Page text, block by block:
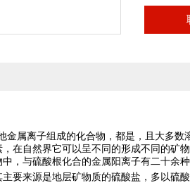
金属离子组成的化合物，都是 ，且大多
在自然界它可以呈不同的形成不同的矿
，与硫酸根化合的金属阳离子有二十余
要来源是地层矿物质的硫酸盐，多以硫